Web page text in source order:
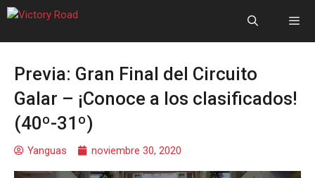
Previa: Gran Final del Circuito
Galar – ¡Conoce a los clasificados!
(40º-31º)
Yanguas noviembre 30, 2020